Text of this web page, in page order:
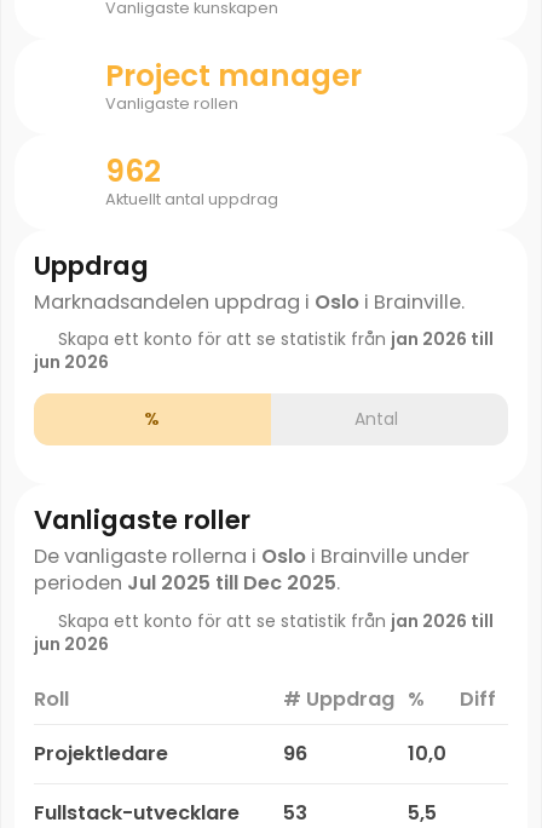
Vanligaste kunskapen
Project manager
Vanligaste rollen
962
Aktuellt antal uppdrag
Uppdrag
Marknadsandelen uppdrag i Osloi Brainville.
Skapa ett konto för att se statistik från jan 2026 till
jun 2026
% Antal
Vanligaste roller
De vanligaste rollerna i Osloi Brainville under
perioden Jul 2025 till Dec 2025.
Skapa ett konto för att se statistik från jan 2026 till
jun 2026
Roll # Uppdrag %
Diff
Projektledare
96 10,0
Fullstack-utvecklare 53 5,5